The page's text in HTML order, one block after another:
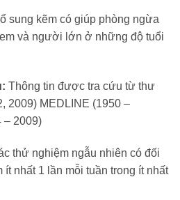
sung kẽm có giúp phòng ngừa
và người lớn ở những độ tuổi
Thông tin được tra cứu từ thư
2009) MEDLINE (1950 –
– 2009)
thử nghiệm ngẫu nhiên có đối
nhất 1 lần mỗi tuần trong ít nhất